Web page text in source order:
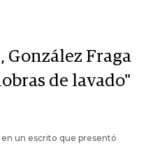
González Fraga
de lavado"
un escrito que presentó